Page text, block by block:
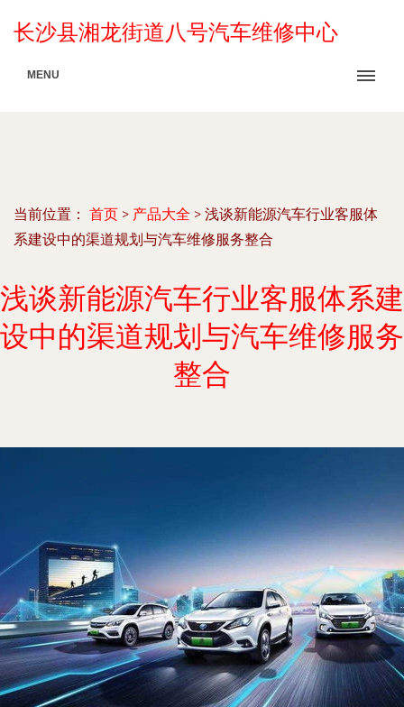
长沙县湘龙街道八号汽车维修中心
MENU
当前位置： 首页 > 产品大全 > 浅谈新能源汽车行业客服体
系建设中的渠道规划与汽车维修服务整合
浅谈新能源汽车行业客服体系建
设中的渠道规划与汽车维修服务
整合